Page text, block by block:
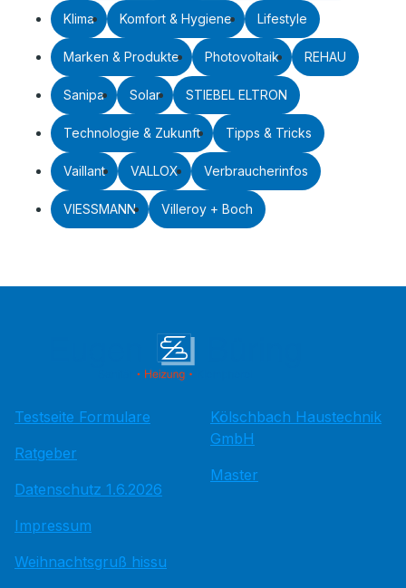
Klima Komfort & Hygiene Lifestyle
Marken & Produkte Photovoltaik REHAU
Sanipa Solar STIEBEL ELTRON
Technologie & Zukunft Tipps & Tricks
Vaillant VALLOX Verbraucherinfos
VIESSMANN Villeroy + Boch
Testseite Formulare
Ratgeber
Datenschutz 1.6.2026
Impressum
Weihnachtsgruß hissu
Kölschbach Haustechnik
GmbH
Master